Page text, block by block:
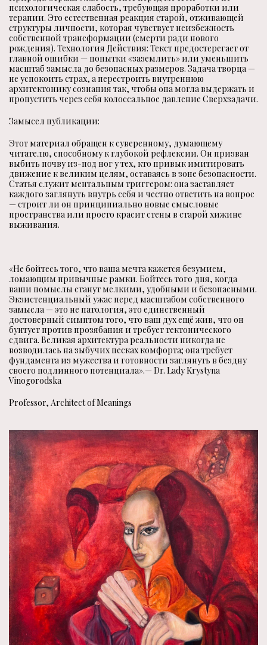
психологическая слабость, требующая проработки или
терапии. Это естественная реакция старой, отживающей
структуры личности, которая чувствует неизбежность
собственной трансформации (смерти ради нового
рождения). Технология Действия: Текст предостерегает от
главной ошибки — попытки «заземлить» или уменьшить
масштаб замысла до безопасных размеров. Задача творца —
не успокоить страх, а перестроить внутреннюю
архитектонику сознания так, чтобы она могла выдержать и
пропустить через себя колоссальное давление Сверхзадачи.
Замысел публикации:
Этот материал обращен к суверенному, думающему
читателю, способному к глубокой рефлексии. Он призван
выбить почву из-под ног у тех, кто привык имитировать
движение к великим целям, оставаясь в зоне безопасности.
Статья служит ментальным триггером: она заставляет
каждого заглянуть внутрь себя и честно ответить на вопрос
— строит ли он принципиально новые смысловые
пространства или просто красит стены в старой хижине
выживания.
«Не бойтесь того, что ваша мечта кажется безумием,
ломающим привычные рамки. Бойтесь того дня, когда
ваши помыслы станут мелкими, удобными и безопасными.
Экзистенциальный ужас перед масштабом собственного
замысла — это не патология, это единственный
достоверный симптом того, что ваш дух ещё жив, что он
бунтует против прозябания и требует тектонического
сдвига. Великая архитектура реальности никогда не
возводилась на зыбучих песках комфорта; она требует
фундамента из мужества и готовности заглянуть в бездну
своего подлинного потенциала».— Dr. Lady Krystyna
Vinogorodska
Professor, Architect of Meanings